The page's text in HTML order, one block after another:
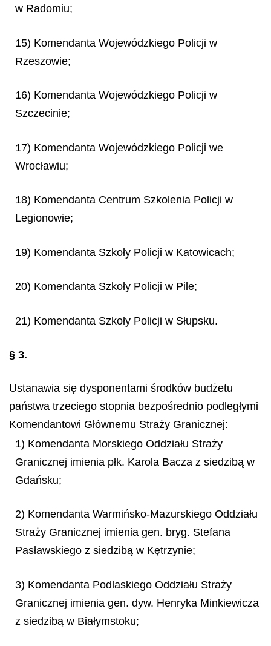
w Radomiu;
15) Komendanta Wojewódzkiego Policji w
Rzeszowie;
16) Komendanta Wojewódzkiego Policji w
Szczecinie;
17) Komendanta Wojewódzkiego Policji we
Wrocławiu;
18) Komendanta Centrum Szkolenia Policji w
Legionowie;
19) Komendanta Szkoły Policji w Katowicach;
20) Komendanta Szkoły Policji w Pile;
21) Komendanta Szkoły Policji w Słupsku.
§ 3.
Ustanawia się dysponentami środków budżetu
państwa trzeciego stopnia bezpośrednio podległymi
Komendantowi Głównemu Straży Granicznej:
1) Komendanta Morskiego Oddziału Straży
Granicznej imienia płk. Karola Bacza z siedzibą w
Gdańsku;
2) Komendanta Warmińsko-Mazurskiego Oddziału
Straży Granicznej imienia gen. bryg. Stefana
Pasławskiego z siedzibą w Kętrzynie;
3) Komendanta Podlaskiego Oddziału Straży
Granicznej imienia gen. dyw. Henryka Minkiewicza
z siedzibą w Białymstoku;